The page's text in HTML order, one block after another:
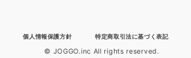
個人情報保護方針 特定商取引法に基づく表記
© JOGGO.inc All rights reserved.